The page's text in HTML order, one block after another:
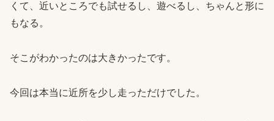
くて、近いところでも試せるし、遊べるし、ちゃんと形に
もなる。
そこがわかったのは大きかったです。
今回は本当に近所を少し走っただけでした。